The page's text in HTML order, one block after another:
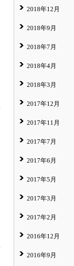
2018年12月
2018年9月
2018年7月
2018年4月
2018年3月
2017年12月
2017年11月
2017年7月
2017年6月
2017年5月
2017年3月
2017年2月
2016年12月
2016年9月